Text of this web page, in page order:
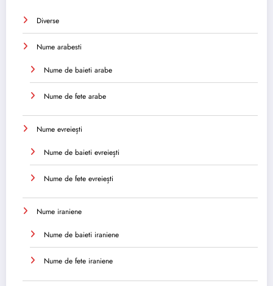
Diverse
Nume arabesti
Nume de baieti arabe
Nume de fete arabe
Nume evreiești
Nume de baieti evreiești
Nume de fete evreiești
Nume iraniene
Nume de baieti iraniene
Nume de fete iraniene